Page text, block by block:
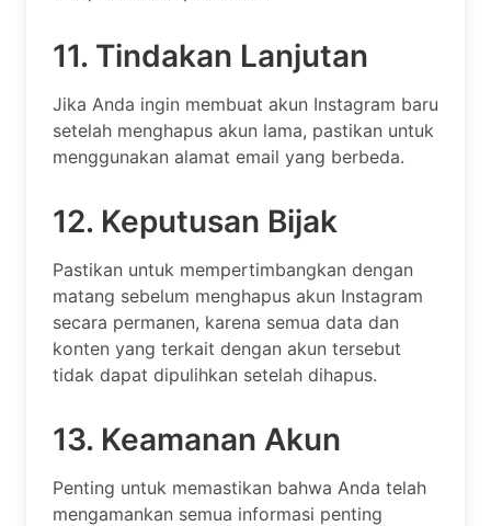
11. Tindakan Lanjutan
Jika Anda ingin membuat akun Instagram baru
setelah menghapus akun lama, pastikan untuk
menggunakan alamat email yang berbeda.
12. Keputusan Bijak
Pastikan untuk mempertimbangkan dengan
matang sebelum menghapus akun Instagram
secara permanen, karena semua data dan
konten yang terkait dengan akun tersebut
tidak dapat dipulihkan setelah dihapus.
13. Keamanan Akun
Penting untuk memastikan bahwa Anda telah
mengamankan semua informasi penting